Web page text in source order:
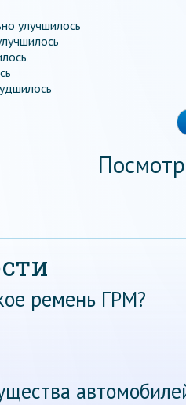
улучшилось
ремень ГРМ?